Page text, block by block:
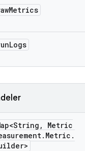
Metrics
Logs
,
Metric
. Metric .